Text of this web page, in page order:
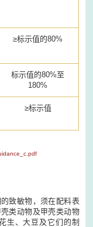
≥标示值的80%
标示值的80%至
180%
≥标示值
致敏物，须在配料表
类动物及甲壳类动物
生、大豆及它们的制